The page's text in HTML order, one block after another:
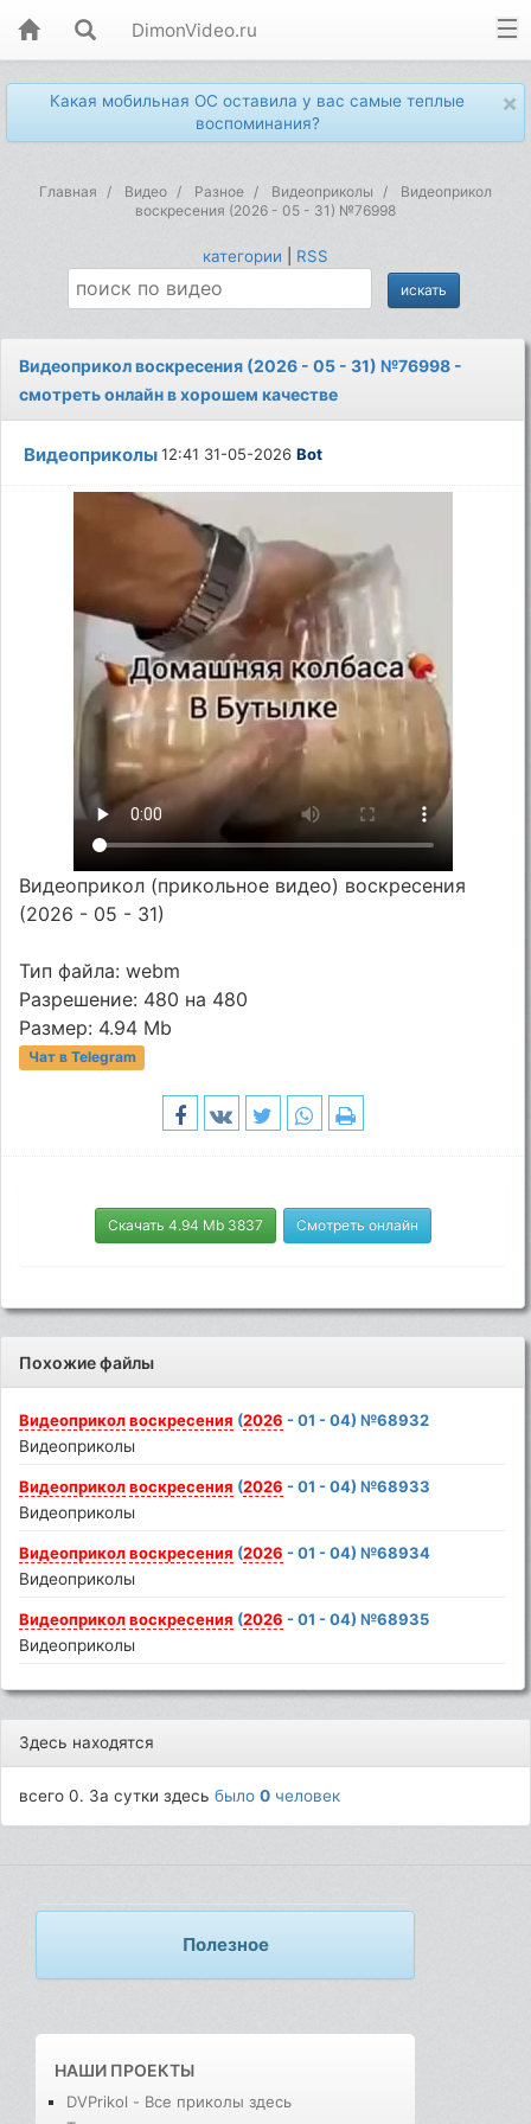
DimonVideo.ru
×
Какая мобильная ОС оставила у вас самые теплые
воспоминания?
Главная Видео Разное Видеоприколы
Видеоприкол
воскресения (2026 - 05 - 31) №76998
категории RSS
Видеоприкол воскресения (2026 - 05 - 31) №76998 -
смотреть онлайн в хорошем качестве
Видеоприколы12:41 31-05-2026Bot
Видеоприкол (прикольное видео) воскресения
(2026 - 05 - 31)
Тип файла: webm
Разрешение: 480 на 480
Размер: 4.94 Mb
Чат в Telegram
Скачать 4.94 Mb 3837 Смотреть онлайн
Похожие файлы
Видеоприкол воскресения (2026 - 01 - 04) №68932
Видеоприколы
Видеоприкол воскресения (2026 - 01 - 04) №68933
Видеоприколы
Видеоприкол воскресения (2026 - 01 - 04) №68934
Видеоприколы
Видеоприкол воскресения (2026 - 01 - 04) №68935
Видеоприколы
Здесь находятся
всего 0. За сутки здесьбыло0 человек
Полезное
НАШИ ПРОЕКТЫ
DVPrikol - Все приколы здесь